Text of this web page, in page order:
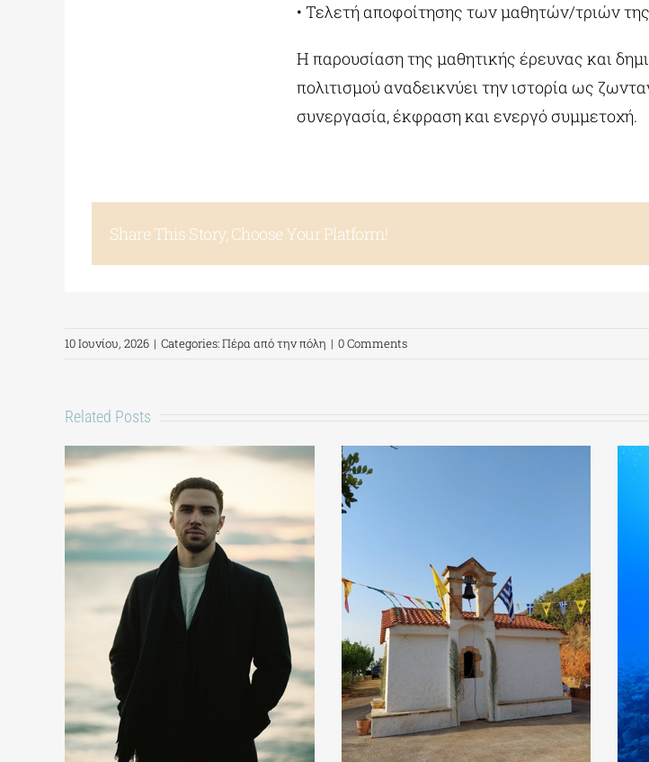
• Τελετή αποφοίτησης των μαθητών/τριών
Η παρουσίαση της μαθητικής έρευνας και
πολιτισμού αναδεικνύει την ιστορία ως
συνεργασία, έκφραση και ενεργό συμμετοχή.
Share This Story, Choose Your Platform!
10 Ιουνίου, 2026 | Categories:Πέρα από την πόλη | 0 Comments
Related Posts